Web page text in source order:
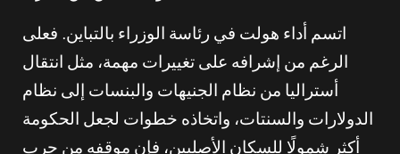
اتسم أداء هولت في رئاسة الوزراء بالتباين. فعلى
الرغم من إشرافه على تغييرات مهمة، مثل انتقال
أستراليا من نظام الجنيهات والبنسات إلى نظام
الدولارات والسنتات، واتخاذه خطوات لجعل الحكومة